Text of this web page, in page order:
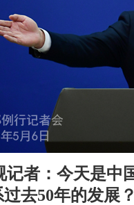
记者：今天是中
去50年的发展